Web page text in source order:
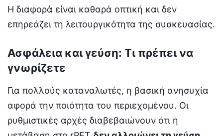
Η διαφορά είναι καθαρά οπτική και δεν
επηρεάζει τη λειτουργικότητα της συσκευασίας.
Ασφάλεια και γεύση: Τι πρέπει να
γνωρίζετε
Για πολλούς καταναλωτές, η βασική ανησυχία
αφορά την ποιότητα του περιεχομένου. Οι
ρυθμιστικές αρχές διαβεβαιώνουν ότι η